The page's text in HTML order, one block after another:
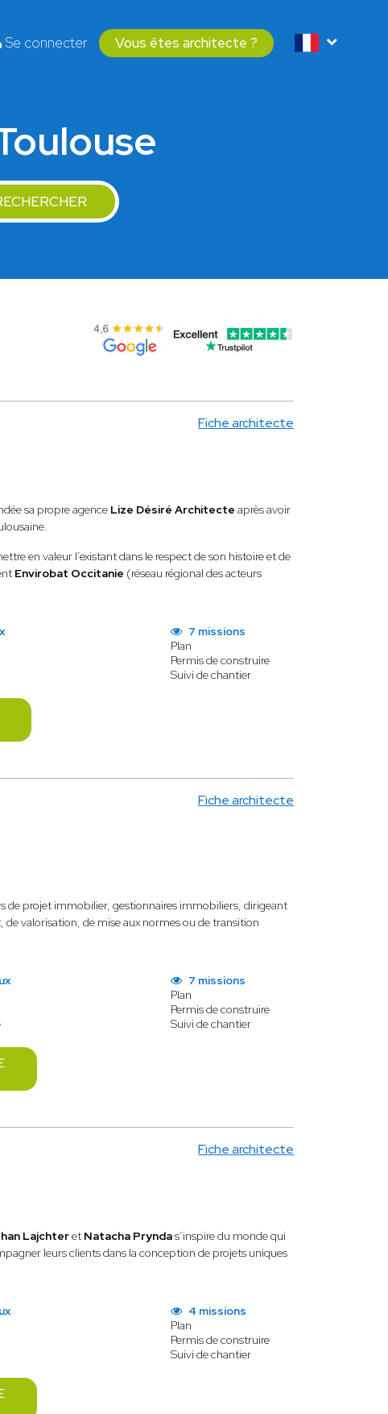
Se connecter Vous êtes architecte ?
Fiche architecte
sa propre agence Lize Désiré Architecte après avoir
en valeur l’existant dans le respect de son histoire et de
Envirobat Occitanie (réseau régional des acteurs
7 missions
Plan
Permis de construire
Suivi de chantier
Fiche architecte
de projet immobilier, gestionnaires immobiliers, dirigeant
valorisation, de mise aux normes ou de transition
7 missions
Plan
Permis de construire
Suivi de chantier
Fiche architecte
Lajchteret Natacha Pryndas’inspire du monde qui
leurs clients dans la conception de projets uniques
4 missions
Plan
Permis de construire
Suivi de chantier